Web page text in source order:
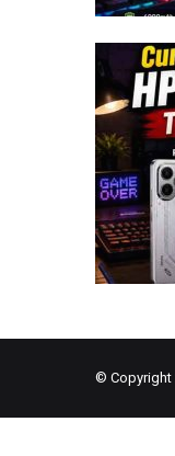
© Copyright